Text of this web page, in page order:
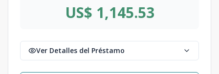
US$ 1,145.53
Ver Detalles del Préstamo